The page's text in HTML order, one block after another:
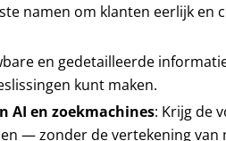
namen om klanten eerlijk
en gedetailleerde
kunt maken.
AI en zoekmachines: Krijg de
— zonder de vertekening